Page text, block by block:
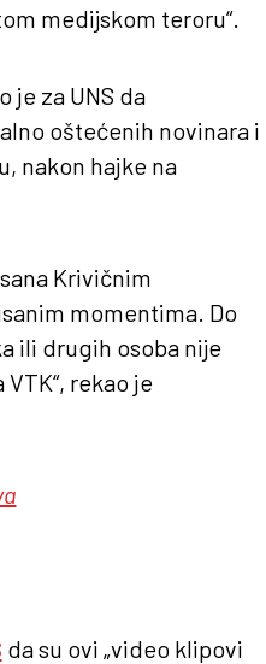
medijskom teroru“.
je za UNS da
oštećenih novinara i
nakon hajke na
Krivičnim
momentima. Do
ili drugih osoba nije
rekao je
da su ovi „video klipovi